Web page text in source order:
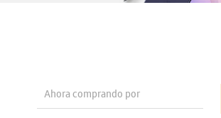
Ahora comprando por